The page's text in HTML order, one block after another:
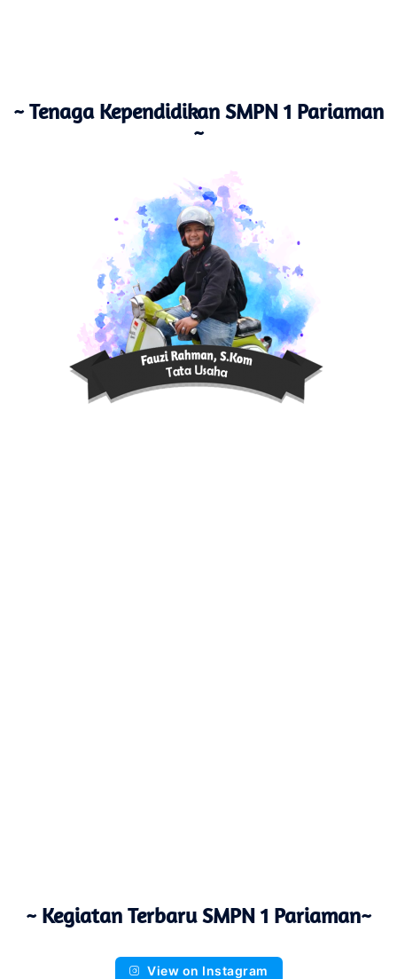
~ Tenaga Kependidikan SMPN 1 Pariaman
~
~ Kegiatan Terbaru SMPN 1 Pariaman~
View on Instagram